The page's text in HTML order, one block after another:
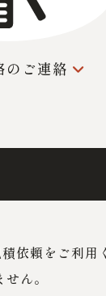
の ご連絡
依頼をご利用
ん。